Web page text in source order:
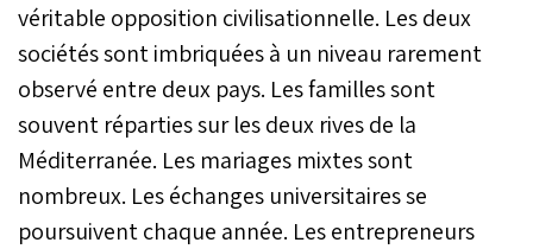
véritable opposition civilisationnelle. Les deux
sociétés sont imbriquées à un niveau rarement
observé entre deux pays. Les familles sont
souvent réparties sur les deux rives de la
Méditerranée. Les mariages mixtes sont
nombreux. Les échanges universitaires se
poursuivent chaque année. Les entrepreneurs